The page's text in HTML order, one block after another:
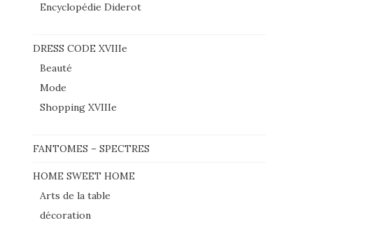
Encyclopédie Diderot
DRESS CODE XVIIIe
Beauté
Mode
Shopping XVIIIe
FANTOMES – SPECTRES
HOME SWEET HOME
Arts de la table
décoration